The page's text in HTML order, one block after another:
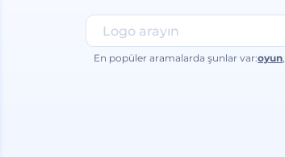
En popüler aramalarda şunlar var:oyun,